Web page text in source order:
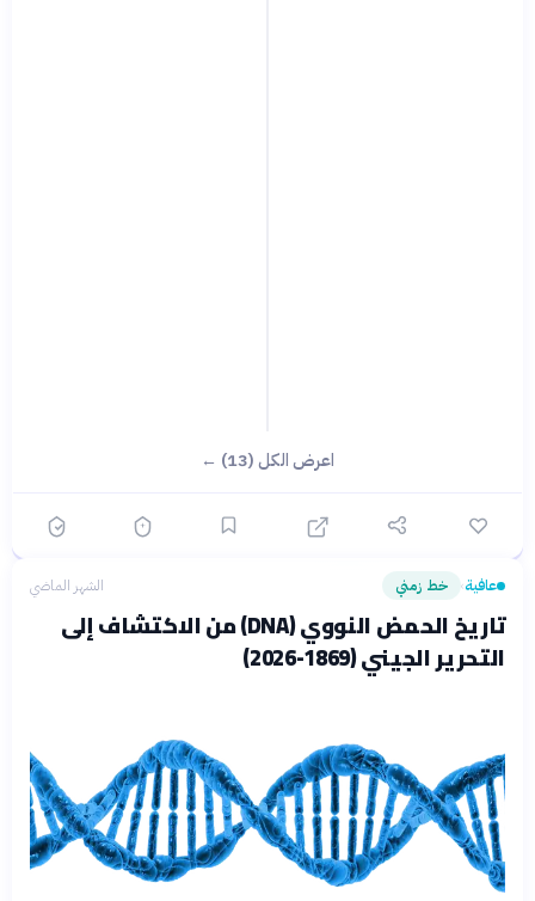
اعرض الكل (13) ←
عافية› خط زمني الشهر الماضي
تاريخ الحمض النووي (DNA) من الاكتشاف إلى
التحرير الجيني (1869-2026)